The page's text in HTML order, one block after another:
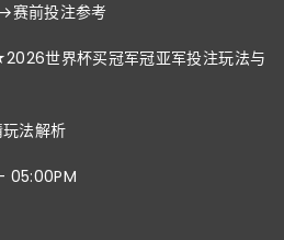
赛前投注参考
世界杯买冠军冠亚军投注玩法与
法解析
05:00PM